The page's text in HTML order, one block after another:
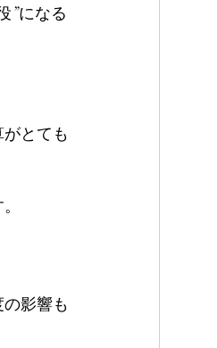
”になる
とても
影響も